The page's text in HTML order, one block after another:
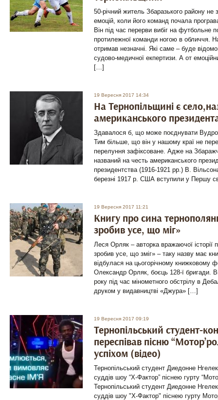
50-річний житель Збаразького району не
емоцій, коли його команд почала
Він під час перерви вибіг на футбольне
протилежної команди ногою в обличчя.
отримав незначні. Які саме – буде
судово-медичної екпертизи. А от
[…]
19 Вересня 2017 14:34
На Тернопільщині є
американського
Здавалося б, що може поєднувати Вудро
Тим більше, що він у нашому краї не
перелуння зафіксоване. Адже на
названий на честь американського
президентства (1916-1921 рр.) В.
березні 1917 р. США вступили у Першу
19 Вересня 2017 11:21
Книгу про сина
зробив усе, що міг»
Леся Орляк – авторка вражаючої історії
зробив усе, що зміг» – таку назву має
відбулася на цьогорічному книжковому
Олександр Орляк, боєць 128-ї бригади.
року під час мінометного обстрілу в
друком у видавництві «Джура» […]
19 Вересня 2017 09:19
Тернопільський студент-
переспівав пісню
успіхом (відео)
Тернопільський студент Диедонне
суддів шоу “Х-Фактор” піснею гурту
Тернопільський студент Диедонне
суддів шоу "Х-Фактор" піснею гурту